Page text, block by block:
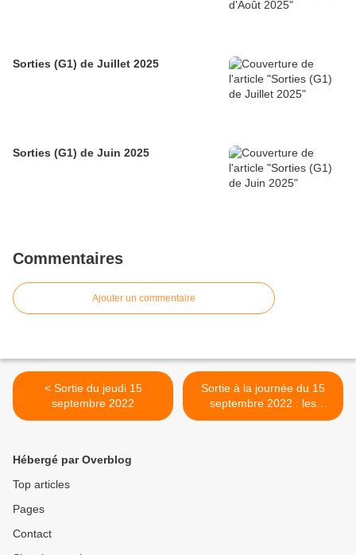
Sorties (G1) de Juillet 2025
Sorties (G1) de Juin 2025
Commentaires
Ajouter un commentaire
< Sortie du jeudi 15
septembre 2022
Sortie à la journée du 15
septembre 2022 : les
Corbières d'Est en Ouest,
Hébergé par Overblog
Top articles
Pages
Contact